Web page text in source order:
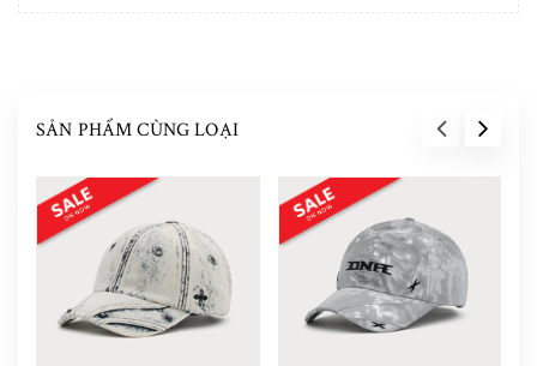
SẢN PHẨM CÙNG LOẠI